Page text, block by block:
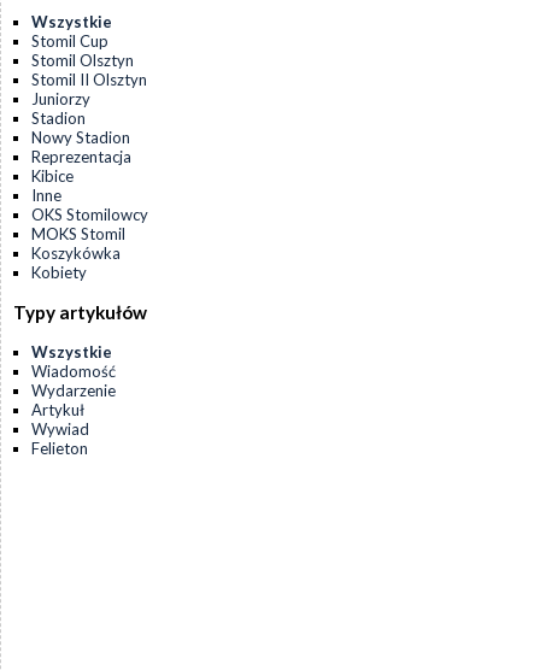
Wszystkie
Stomil Cup
Stomil Olsztyn
Stomil II Olsztyn
Juniorzy
Stadion
Nowy Stadion
Reprezentacja
Kibice
Inne
OKS Stomilowcy
MOKS Stomil
Koszykówka
Kobiety
Typy artykułów
Wszystkie
Wiadomość
Wydarzenie
Artykuł
Wywiad
Felieton